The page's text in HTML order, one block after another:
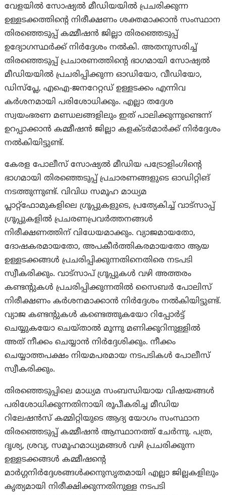
വേളയില്‍ സോഷ്യൽ മീഡിയയിൽ പ്രചരിക്കുന്ന
ഉള്ളടക്കത്തിന്റെ നിരീക്ഷണം ശക്തമാക്കാൻ സംസ്ഥാന
തിരഞ്ഞെടുപ്പ് കമ്മീഷൻ ജില്ലാ തിരഞ്ഞെടുപ്പ്
ഉദ്യോഗസ്ഥർക്ക് നിർദ്ദേശം നൽകി. അതനുസരിച്ച്
തിരഞ്ഞെടുപ്പ് പ്രചാരണത്തിന്റെ ഭാഗമായി സോഷ്യൽ
മീഡിയയിൽ പ്രചരിപ്പിക്കുന്ന ഓഡിയോ, വീഡിയോ,
ഡിസ്പ്ലേ, എഐ-ജനറേറ്റഡ് ഉള്ളടക്കം എന്നിവ
കർശനമായി പരിശോധിക്കും. എല്ലാ തദ്ദേശ
സ്വയംഭരണ മണ്ഡലങ്ങളിലും ഇത് പാലിക്കുന്നുണ്ടെന്ന്
ഉറപ്പാക്കാൻ കമ്മീഷൻ ജില്ലാ കളക്ടർമാർക്ക് നിർദ്ദേശം
നൽകിയിട്ടുണ്ട്.
കേരള പോലീസ് സോഷ്യൽ മീഡിയ പട്രോളിംഗിന്റെ
ഭാഗമായി തിരഞ്ഞെടുപ്പ് പ്രചാരണങ്ങളുടെ ഓഡിറ്റിങ്
നടത്തുന്നുണ്ട്. വിവിധ സമൂഹ മാധ്യമ
പ്ലാറ്റ്‌ഫോമുകളിലെ ഗ്രൂപ്പുകളുടെ, പ്രത്യേകിച്ച് വാട്‌സാപ്പ്
ഗ്രൂപ്പുകളിൽ പ്രചരണപ്രവർത്തനങ്ങൾ
നിരീക്ഷണത്തിന് വിധേയമാക്കും. വ്യാജമായതോ,
ദോഷകരമായതോ, അപകീർത്തികരമായതോ ആയ
ഉള്ളടക്കങ്ങൾ പ്രചരിപ്പിക്കുന്നതിനെതിരെ നടപടി
സ്വീകരിക്കും. വാട്‌സാപ് ഗ്രൂപ്പുകൾ വഴി അത്തരം
കണ്ടന്റുകൾ പ്രചരിപ്പിക്കുന്നതിൽ സൈബർ പോലിസ്
നിരീക്ഷണം കർശനമാക്കാൻ നിർദ്ദേശം നൽകിയിട്ടുണ്ട്.
വ്യാജ കണ്ടന്റുകൾ കണ്ടെത്തുകയോ റിപ്പോർട്ട്
ചെയ്യുകയോ ചെയ്താൽ മൂന്നു മണിക്കൂറിനുള്ളിൽ
അത് നീക്കം ചെയ്യാൻ നിർദ്ദേശിക്കും. നീക്കം
ചെയ്യാത്തപക്ഷം നിയമപരമായ നടപടികൾ പോലീസ്
സ്വീകരിക്കും.
തിരഞ്ഞെടുപ്പിലെ മാധ്യമ സംബന്ധിയായ വിഷയങ്ങൾ
പരിശോധിക്കുന്നതിനായി രൂപീകരിച്ച മീഡിയ
റിലേഷൻസ് കമ്മിറ്റിയുടെ ആദ്യ യോഗം സംസ്ഥാന
തിരഞ്ഞെടുപ്പ് കമ്മീഷൻ ആസ്ഥാനത്ത് ചേർന്നു. പത്ര,
ദൃശ്യ, ശ്രവ്യ, സമൂഹമാധ്യമങ്ങൾ വഴി പ്രചരിക്കുന്ന
ഉള്ളടക്കങ്ങൾ കമ്മീഷന്റെ
മാർഗ്ഗനിർദ്ദേശങ്ങൾക്കനുസൃതമായി എല്ലാ ജില്ലകളിലും
കൃത്യമായി നിരീക്ഷിക്കുന്നതിനുള്ള നടപടി